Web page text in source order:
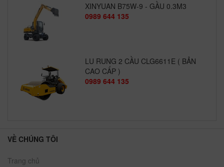
XINYUAN B75W-9 - GẦU 0.3M3
0989 644 135
LU RUNG 2 CẦU CLG6611E ( BẢN
CAO CẤP )
0989 644 135
VỀ CHÚNG TÔI
Trang chủ